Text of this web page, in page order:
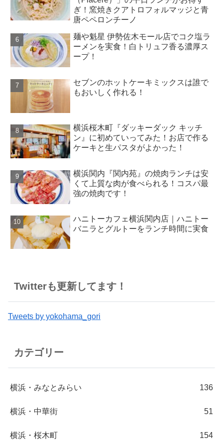
ぎ！窯焼きクアトロフォルマッジと青
唐ペペロンチーノ
麺や魁星 伊勢佐木モール店でコク塩ラ
ーメンを実食！白トリュフ香る濃厚ス
ープ！
セブンのホットケーキミックスは誰で
もおいしく作れる！
横浜桜木町『ダッキーダック キッチ
ン』に初めていってみた！お店で作る
ケーキと生パスタがよかった！
横浜関内『関内苑』の焼肉ランチは安
くて上質な肉が食べられる！コスパ最
強の焼肉です！
ハニトーカフェ横浜関内店｜ハニトー
バニラとグルトーをランチ時間に実食
Twitterも更新してます！
Tweets by yokohama_gori
カテゴリー
横浜・みなとみらい 136
横浜・中華街 51
横浜・桜木町 154